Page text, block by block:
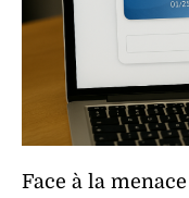
Face à la menace